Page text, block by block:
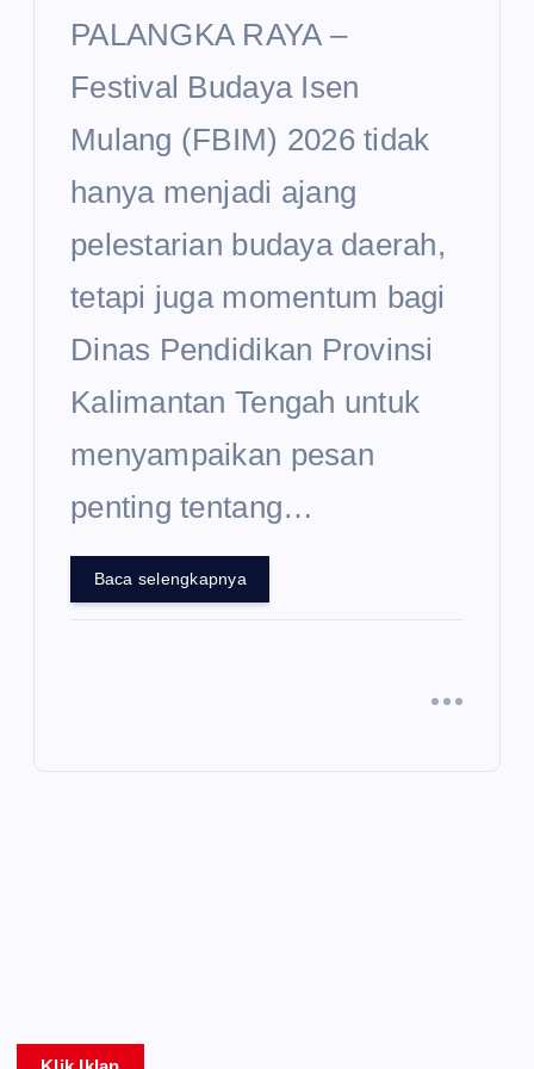
PALANGKA RAYA –
Festival Budaya Isen
Mulang (FBIM) 2026 tidak
hanya menjadi ajang
pelestarian budaya daerah,
tetapi juga momentum bagi
Dinas Pendidikan Provinsi
Kalimantan Tengah untuk
menyampaikan pesan
penting tentang…
Baca selengkapnya